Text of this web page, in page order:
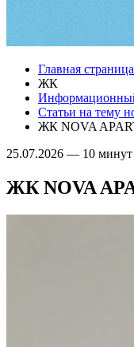
Главная страница
ЖК
Статьи на тему
ЖК NOVA
25.07.2026 — 10
ЖК NOVA